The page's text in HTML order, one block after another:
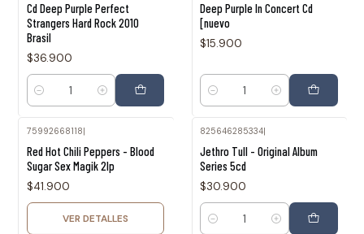
Cd Deep Purple Perfect
Strangers Hard Rock 2010
Brasil
$36.900
Cantidad
Deep Purple In Concert Cd
[nuevo
$15.900
Cantidad
75992668118
Red Hot Chili Peppers - Blood
Sugar Sex Magik 2lp
$41.900
VER DETALLES
825646285334
Jethro Tull - Original Album
Series 5cd
$30.900
Cantidad